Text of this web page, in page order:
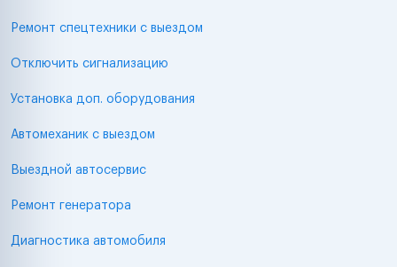
Ремонт спецтехники с выездом
Отключить сигнализацию
Установка доп. оборудования
Автомеханик с выездом
Выездной автосервис
Ремонт генератора
Диагностика автомобиля